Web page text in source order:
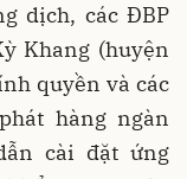
dịch, các ĐBP
Khang (huyện
quyền và các
hàng ngàn
cài đặt ứng